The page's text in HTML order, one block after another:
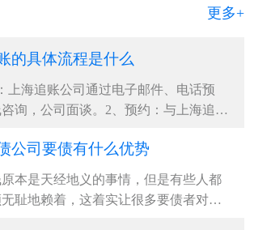
更多+
的具体流程是什么
上海追账公司通过电子邮件、电话预
询，公司面谈。2、预约：与上海追账
公司要债有什么优势
本是天经地义的事情，但是有些人都
耻地赖着，这着实让很多要债者对比